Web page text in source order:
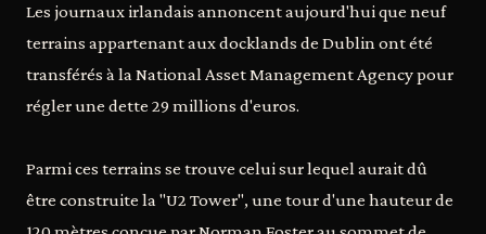
Les journaux irlandais annoncent aujourd'hui que neuf
terrains appartenant aux docklands de Dublin ont été
transférés à la National Asset Management Agency pour
régler une dette 29 millions d'euros.
Parmi ces terrains se trouve celui sur lequel aurait dû
être construite la "U2 Tower", une tour d'une hauteur de